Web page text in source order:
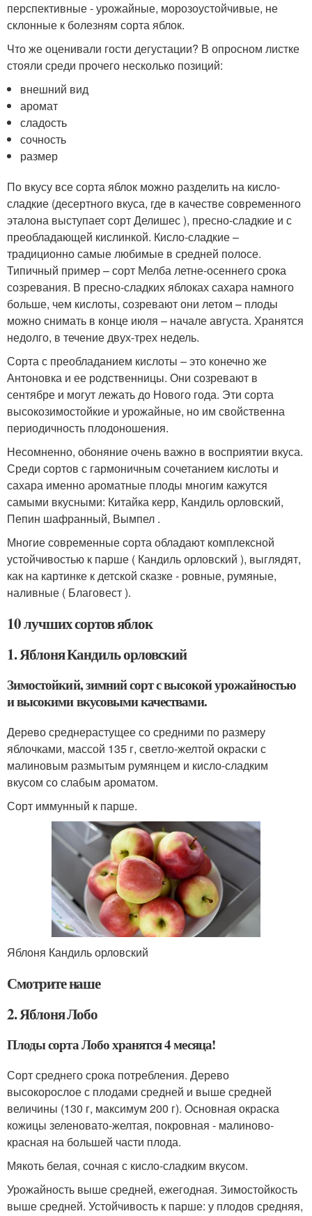
перспективные - урожайные, морозоустойчивые, не
склонные к болезням сорта яблок.
Что же оценивали гости дегустации? В опросном листке
стояли среди прочего несколько позиций:
внешний вид
аромат
сладость
сочность
размер
По вкусу все сорта яблок можно разделить на кисло-
сладкие (десертного вкуса, где в качестве современного
эталона выступает сорт Делишес ), пресно-сладкие и с
преобладающей кислинкой. Кисло-сладкие –
традиционно самые любимые в средней полосе.
Типичный пример – сорт Мелба летне-осеннего срока
созревания. В пресно-сладких яблоках сахара намного
больше, чем кислоты, созревают они летом – плоды
можно снимать в конце июля – начале августа. Хранятся
недолго, в течение двух-трех недель.
Сорта с преобладанием кислоты – это конечно же
Антоновка и ее родственницы. Они созревают в
сентябре и могут лежать до Нового года. Эти сорта
высокозимостойкие и урожайные, но им свойственна
периодичность плодоношения.
Несомненно, обоняние очень важно в восприятии вкуса.
Среди сортов с гармоничным сочетанием кислоты и
сахара именно ароматные плоды многим кажутся
самыми вкусными: Китайка керр, Кандиль орловский,
Пепин шафранный, Вымпел .
Многие современные сорта обладают комплексной
устойчивостью к парше ( Кандиль орловский ), выглядят,
как на картинке к детской сказке - ровные, румяные,
наливные ( Благовест ).
10 лучших сортов яблок
1. Яблоня Кандиль орловский
Зимостойкий, зимний сорт с высокой урожайностью
и высокими вкусовыми качествами.
Дерево среднерастущее со средними по размеру
яблочками, массой 135 г, светло-желтой окраски с
малиновым размытым румянцем и кисло-сладким
вкусом со слабым ароматом.
Сорт иммунный к парше.
Яблоня Кандиль орловский
Смотрите наше
2. Яблоня Лобо
Плоды сорта Лобо хранятся 4 месяца!
Сорт среднего срока потребления. Дерево
высокорослое с плодами средней и выше средней
величины (130 г, максимум 200 г). Основная окраска
кожицы зеленовато-желтая, покровная - малиново-
красная на большей части плода.
Мякоть белая, сочная с кисло-сладким вкусом.
Урожайность выше средней, ежегодная. Зимостойкость
выше средней. Устойчивость к парше: у плодов средняя,